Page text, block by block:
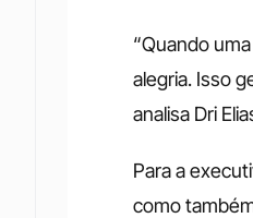
“Quando
alegria. Isso
analisa Dri
Para a
como